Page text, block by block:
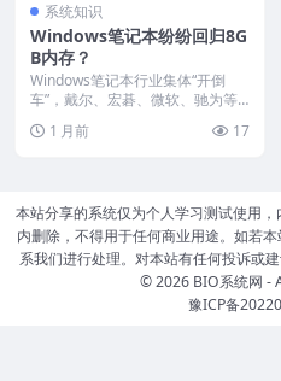
系统知识
Windows笔记本纷纷回归8G
B内存？
Windows笔记本行业集体“开倒
车”，戴尔、宏碁、微软、驰为等
1 月前 17
本站分享的系统仅为个人学习测试使用
内删除，不得用于任何商业用途。如若
系我们进行处理。对本站有任何投诉或
© 2026 BIO系统网 -
豫ICP备